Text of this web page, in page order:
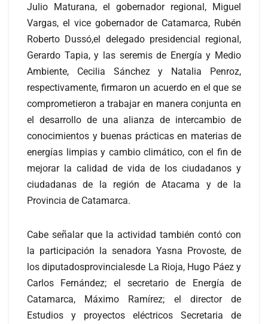
Julio Maturana, el gobernador regional, Miguel
Vargas, el vice gobernador de Catamarca, Rubén
Roberto Dussó,el delegado presidencial regional,
Gerardo Tapia, y las seremis de Energía y Medio
Ambiente, Cecilia Sánchez y Natalia Penroz,
respectivamente, firmaron un acuerdo en el que se
comprometieron a trabajar en manera conjunta en
el desarrollo de una alianza de intercambio de
conocimientos y buenas prácticas en materias de
energías limpias y cambio climático, con el fin de
mejorar la calidad de vida de los ciudadanos y
ciudadanas de la región de Atacama y de la
Provincia de Catamarca.
Cabe señalar que la actividad también contó con
la participación la senadora Yasna Provoste, de
los diputadosprovincialesde La Rioja, Hugo Páez y
Carlos Fernández; el secretario de Energía de
Catamarca, Máximo Ramírez; el director de
Estudios y proyectos eléctricos Secretaria de